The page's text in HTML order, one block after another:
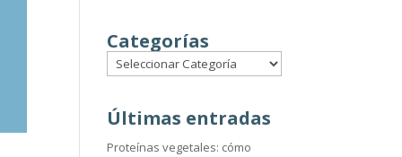
Categorías
Últimas entradas
Proteínas vegetales: cómo